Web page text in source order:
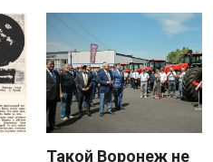
Такой Воронеж не